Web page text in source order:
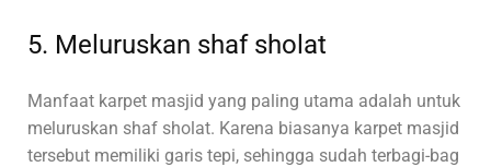
5. Meluruskan shaf sholat
Manfaat karpet masjid yang paling utama adalah untuk
meluruskan shaf sholat. Karena biasanya karpet masjid
tersebut memiliki garis tepi, sehingga sudah terbagi-bag